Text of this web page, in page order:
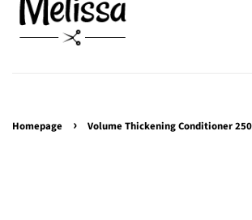
Homepage › Volume Thickening Conditioner